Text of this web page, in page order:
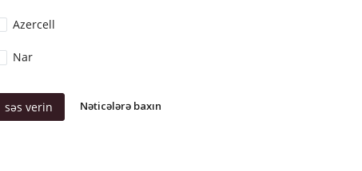
Azercell
Nar
səs verin Nəticələrə baxın